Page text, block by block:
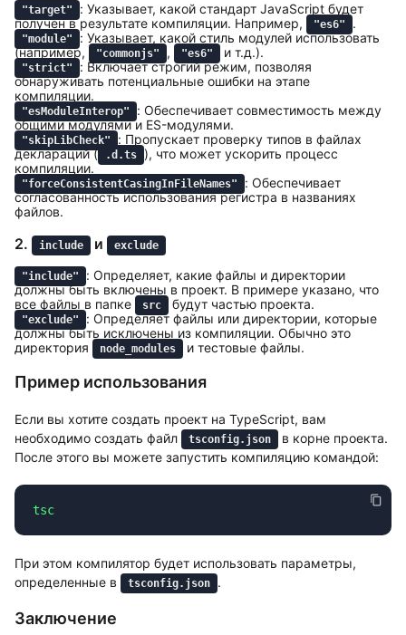
"target"
: Указывает, какой стандарт JavaScript будет
получен в результате компиляции. Например,
"es6" .
"module"
: Указывает, какой стиль модулей использовать
(например,
"commonjs" , "es6" и т.д.).
"strict"
: Включает строгий режим, позволяя
обнаруживать потенциальные ошибки на этапе
компиляции.
"esModuleInterop"
: Обеспечивает совместимость между
общими модулями и ES-модулями.
"skipLibCheck"
: Пропускает проверку типов в файлах
деклараций (
.d.ts ), что может ускорить процесс
компиляции.
"forceConsistentCasingInFileNames"
: Обеспечивает
согласованность использования регистра в названиях
файлов.
2. include и exclude
"include"
: Определяет, какие файлы и директории
должны быть включены в проект. В примере указано, что
все файлы в папке
src будут частью проекта.
"exclude"
: Определяет файлы или директории, которые
должны быть исключены из компиляции. Обычно это
директория
node_modules и тестовые файлы.
Пример использования
Если вы хотите создать проект на TypeScript, вам
необходимо создать файл
tsconfig.json
в корне проекта.
После этого вы можете запустить компиляцию командой:
При этом компилятор будет использовать параметры,
определенные в
tsconfig.json .
Заключение